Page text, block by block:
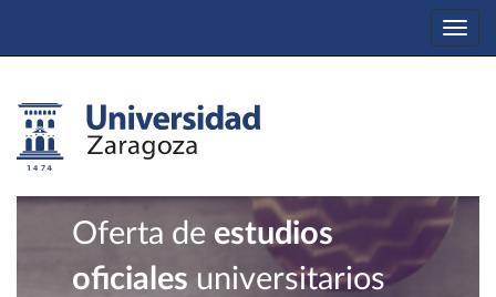
Oferta de estudios
oficiales universitarios